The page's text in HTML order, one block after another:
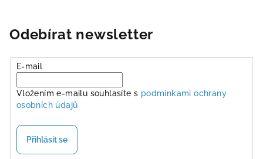
Odebírat newsletter
E-mail
Vložením e-mailu souhlasíte s podmínkami ochrany
osobních údajů
Přihlásit se